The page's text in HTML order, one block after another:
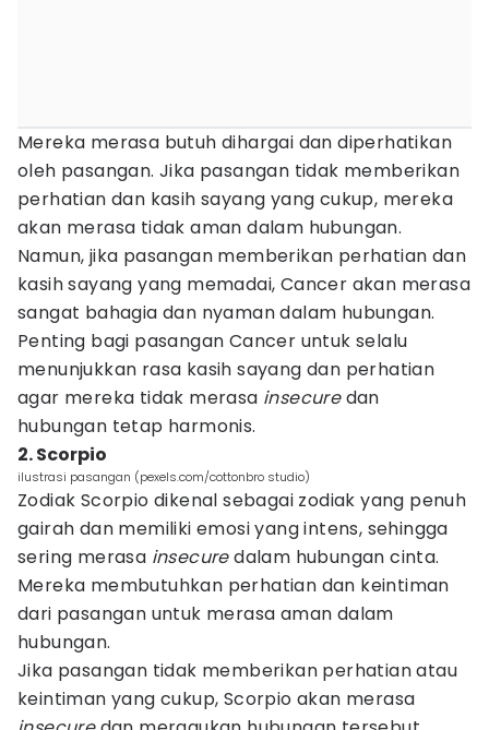
Mereka merasa butuh dihargai dan diperhatikan
oleh pasangan. Jika pasangan tidak memberikan
perhatian dan kasih sayang yang cukup, mereka
akan merasa tidak aman dalam hubungan.
Namun, jika pasangan memberikan perhatian dan
kasih sayang yang memadai, Cancer akan merasa
sangat bahagia dan nyaman dalam hubungan.
Penting bagi pasangan Cancer untuk selalu
menunjukkan rasa kasih sayang dan perhatian
agar mereka tidak merasa insecuredan
hubungan tetap harmonis.
2. Scorpio
ilustrasi pasangan (pexels.com/cottonbro studio)
Zodiak Scorpio dikenal sebagai zodiak yang penuh
gairah dan memiliki emosi yang intens, sehingga
sering merasa insecuredalam hubungan cinta.
Mereka membutuhkan perhatian dan keintiman
dari pasangan untuk merasa aman dalam
hubungan.
Jika pasangan tidak memberikan perhatian atau
keintiman yang cukup, Scorpio akan merasa